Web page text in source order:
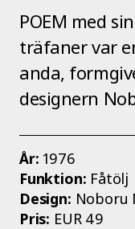
POEM med
träfaner var
anda,
designern
År: 1976
Funktion: Fåtölj
Design: Noboru
Pris: EUR 49